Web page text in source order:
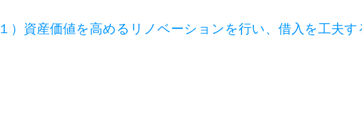
１）資産価値を高めるリノベーションを行い、借入を工夫す